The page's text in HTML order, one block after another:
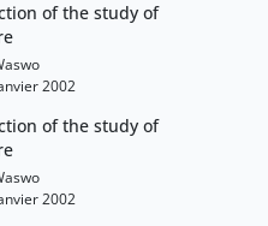
of the study of
2002
of the study of
2002